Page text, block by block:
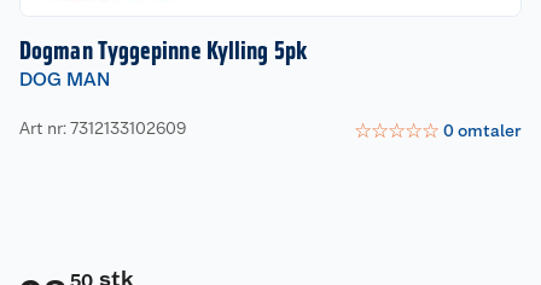
Dogman Tyggepinne Kylling 5pk
DOG MAN
Art nr: 7312133102609 ☆☆☆☆☆ 0omtaler
stk